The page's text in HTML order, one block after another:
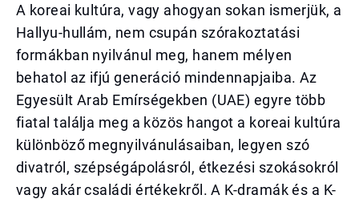
A koreai kultúra, vagy ahogyan sokan ismerjük, a
Hallyu-hullám, nem csupán szórakoztatási
formákban nyilvánul meg, hanem mélyen
behatol az ifjú generáció mindennapjaiba. Az
Egyesült Arab Emírségekben (UAE) egyre több
fiatal találja meg a közös hangot a koreai kultúra
különböző megnyilvánulásaiban, legyen szó
divatról, szépségápolásról, étkezési szokásokról
vagy akár családi értékekről. A K-dramák és a K-